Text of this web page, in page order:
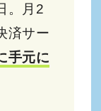
。月2
済サー
手元に